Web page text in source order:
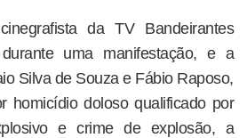
da TV Bandeirantes
uma manifestação, e a
Silva de Souza e Fábio Raposo,
homicídio doloso qualificado por
e crime de explosão, a